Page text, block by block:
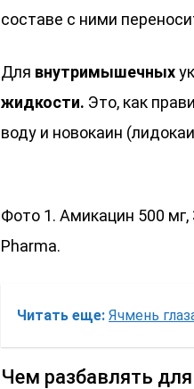
составе с ними
Для внутримышечных
жидкости. Это, как
воду и новокаин
Фото 1. Амикацин 500
Pharma.
Читать еще: Ячмень
Чем разбавлять